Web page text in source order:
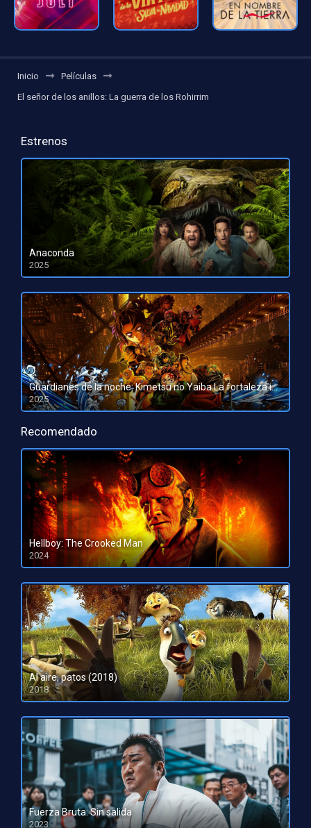
Inicio
Películas
El señor de los anillos: La guerra de los Rohirrim
Estrenos
Anaconda
2025
HD 1080pHD 720p
Guardianes de la noche: Kimetsu no Yaiba La fortaleza infinita
2025
HD 1080pHD 720p
Recomendado
Hellboy: The Crooked Man
2024
HD 1080pHD 720p
Al aire, patos (2018)
2018
HD 720p
Fuerza Bruta: Sin salida
2023